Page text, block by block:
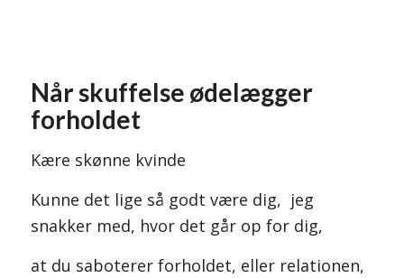
Når skuffelse ødelægger
forholdet
Kære skønne kvinde
Kunne det lige så godt være dig, jeg
snakker med, hvor det går op for dig,
at du saboterer forholdet, eller relationen,